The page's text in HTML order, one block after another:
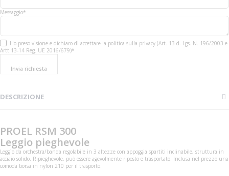
Messaggio*
Ho preso visione e dichiaro di accettare la politica sulla privacy (Art. 13 d. Lgs. N. 196/2003 e
Artt 13-14 Reg. UE 2016/679)*
Invia richiesta
DESCRIZIONE
PROEL RSM 300
Leggio pieghevole
Leggìo da orchestra/banda regolabile in 3 altezze con appoggia spartiti inclinabile, struttura in
acciaio solido. Ripieghevole, può essere agevolmente riposto e trasportato. Inclusa nel prezzo una
comoda borsa in nylon 210 per il trasporto.